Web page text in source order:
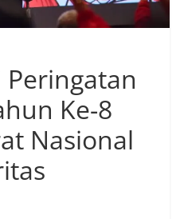
Peringatan
Ke-8
Nasional